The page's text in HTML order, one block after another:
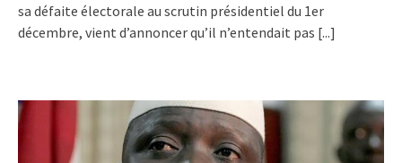
sa défaite électorale au scrutin présidentiel du 1er
décembre, vient d’annoncer qu’il n’entendait pas [...]